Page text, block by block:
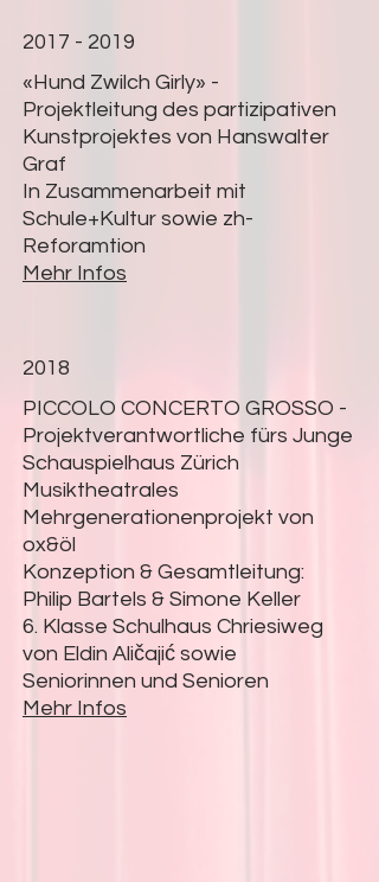
2017 - 2019
«Hund Zwilch Girly» -
Projektleitung des partizipativen
Kunstprojektes von Hanswalter
Graf
In Zusammenarbeit mit
Schule+Kultur sowie zh-
Reforamtion
Mehr Infos
2018
PICCOLO CONCERTO GROSSO -
Projektverantwortliche fürs Junge
Schauspielhaus Zürich
Musiktheatrales
Mehrgenerationenprojekt von
ox&öl
Konzeption & Gesamtleitung:
Philip Bartels & Simone Keller
6. Klasse Schulhaus Chriesiweg
von Eldin Aličajić sowie
Seniorinnen und Senioren
Mehr Infos